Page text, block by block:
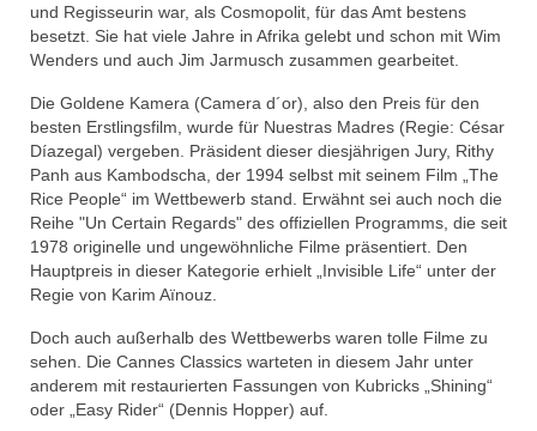
und Regisseurin war, als Cosmopolit, für das Amt bestens
besetzt. Sie hat viele Jahre in Afrika gelebt und schon mit Wim
Wenders und auch Jim Jarmusch zusammen gearbeitet.
Die Goldene Kamera (Camera d´or), also den Preis für den
besten Erstlingsfilm, wurde für Nuestras Madres (Regie: César
Díazegal) vergeben. Präsident dieser diesjährigen Jury, Rithy
Panh aus Kambodscha, der 1994 selbst mit seinem Film „The
Rice People“ im Wettbewerb stand. Erwähnt sei auch noch die
Reihe "Un Certain Regards" des offiziellen Programms, die seit
1978 originelle und ungewöhnliche Filme präsentiert. Den
Hauptpreis in dieser Kategorie erhielt „Invisible Life“ unter der
Regie von Karim Aïnouz.
Doch auch außerhalb des Wettbewerbs waren tolle Filme zu
sehen. Die Cannes Classics warteten in diesem Jahr unter
anderem mit restaurierten Fassungen von Kubricks „Shining“
oder „Easy Rider“ (Dennis Hopper) auf.